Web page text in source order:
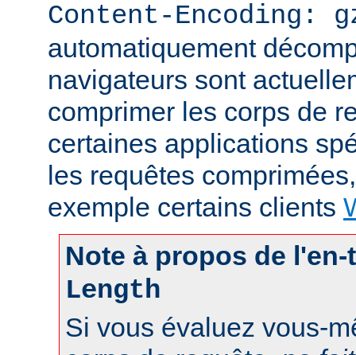
Content-Encoding:
automatiquement
navigateurs sont
comprimer les corps de
certaines applications
les requêtes
exemple certains clients
Note à propos de
Length
Si vous évaluez vous-